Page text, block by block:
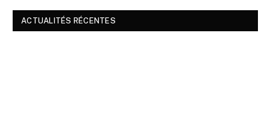
ACTUALITÉS RÉCENTES